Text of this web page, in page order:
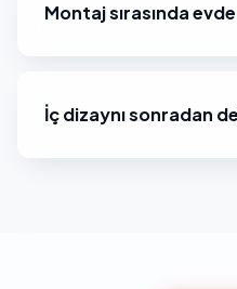
Montaj sırasında
İç dizaynı sonradan